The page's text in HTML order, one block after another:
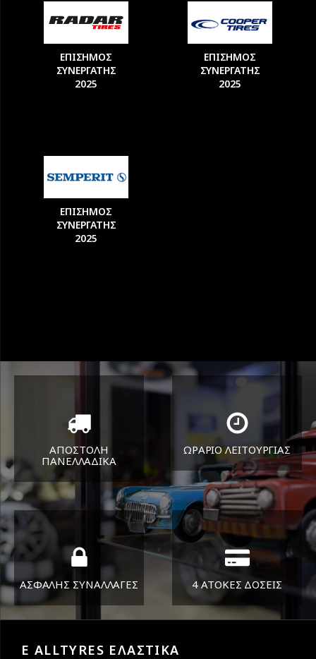
ΕΠΙΣΗΜΟΣ
ΣΥΝΕΡΓΑΤΗΣ
2025
ΕΠΙΣΗΜΟΣ
ΣΥΝΕΡΓΑΤΗΣ
2025
ΕΠΙΣΗΜΟΣ
ΣΥΝΕΡΓΑΤΗΣ
2025
ΑΠΟΣΤΟΛΗ
ΠΑΝΕΛΛΑΔΙΚA
Όπου και αν είστε θα σας
στείλουμε τα ελαστικά σας
ΩΡΑΡΙΟ ΛΕΙΤΟΥΡΓΙΑΣ
ΔΕΥ-ΠΑΡ 8:30-17:30
ΣΑΒ 8:30-13:30
ΑΣΦΑΛΗΣ ΣΥΝΑΛΛΑΓΕΣ 4 ΑΤΟΚΕΣ ΔΟΣΕΙΣ
E ALLTYRES ΕΛΑΣΤΙΚΑ